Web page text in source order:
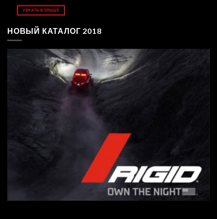
УЗНАТЬ БОЛЬШЕ
НОВЫЙ КАТАЛОГ 2018